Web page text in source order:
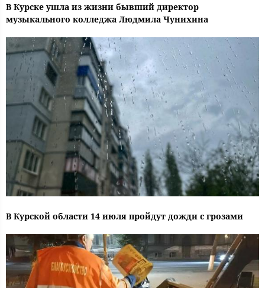
В Курске ушла из жизни бывший директор
музыкального колледжа Людмила Чунихина
В Курской области 14 июля пройдут дожди с грозами